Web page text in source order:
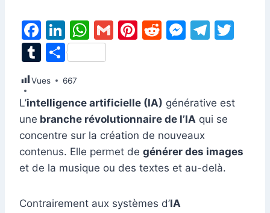
F
a
c
e
b
o
o
k
Li
n
k
e
dI
n
W
h
at
A
p
p
G
Pi
st
R
t
M
e
n
g
er
T
a
m
T
m
bl
r
P
ar
ta
g
er
Vues 667
L’intelligence artificielle (IA) générative est
une branche révolutionnaire de l’IA qui se
concentre sur la création de nouveaux
contenus. Elle permet de générer des images
et de la musique ou des textes et au-delà.
Contrairement aux systèmes d’IA